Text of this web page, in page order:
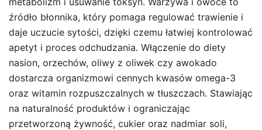
źródło błonnika, który pomaga regulować trawienie i
daje uczucie sytości, dzięki czemu łatwiej kontrolować
apetyt i proces odchudzania. Włączenie do diety
nasion, orzechów, oliwy z oliwek czy awokado
dostarcza organizmowi cennych kwasów omega-3
oraz witamin rozpuszczalnych w tłuszczach. Stawiając
na naturalność produktów i ograniczając
przetworzoną żywność, cukier oraz nadmiar soli,